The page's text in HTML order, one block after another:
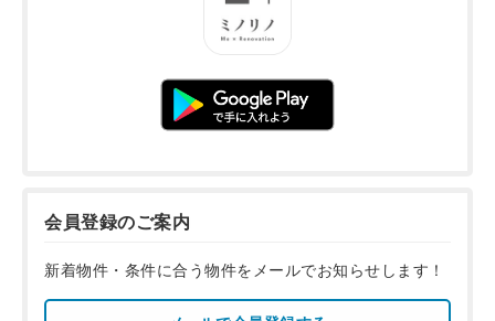
会員登録のご案内
新着物件・条件に合う物件をメールでお知らせします！